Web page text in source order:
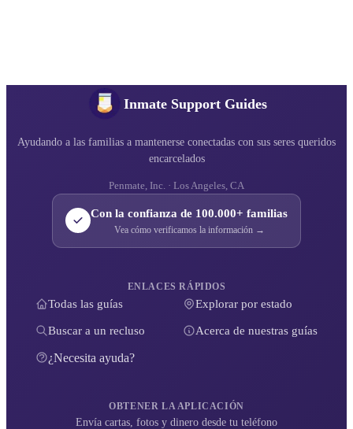
Inmate Support Guides
Ayudando a las familias a mantenerse conectadas con sus seres queridos
encarcelados
Penmate, Inc. · Los Angeles, CA
Con la confianza de 100.000+ familias
Vea cómo verificamos la información →
ENLACES RÁPIDOS
Todas las guías Explorar por estado
Buscar a un recluso Acerca de nuestras guías
¿Necesita ayuda?
OBTENER LA APLICACIÓN
Envía cartas, fotos y dinero desde tu teléfono